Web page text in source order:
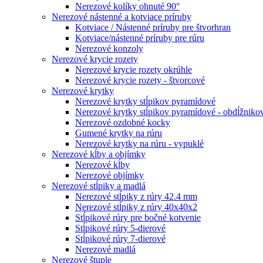
Nerezové kolíky ohnuté 90°
Nerezové nástenné a kotviace príruby
Kotviace / Nástenné príruby pre štvorhran
Kotviace/nástenné príruby pre rúru
Nerezové konzoly
Nerezové krycie rozety
Nerezové krycie rozety okrúhle
Nerezové krycie rozety - štvorcové
Nerezové krytky
Nerezové krytky stĺpikov pyramídové
Nerezové krytky stĺpikov pyramídové -
Nerezové ozdobné kocky
Gumené krytky na rúru
Nerezové krytky na rúru - vypuklé
Nerezové kĺby a objímky
Nerezové kĺby
Nerezové objímky
Nerezové stĺpiky a madlá
Nerezové stĺpiky z rúry 42.4 mm
Nerezové stĺpiky z rúry 40x40x2
Stĺpikové rúry pre bočné kotvenie
Stĺpikové rúry 5-dierové
Stĺpikové rúry 7-dierové
Nerezové madlá
Nerezové štuple